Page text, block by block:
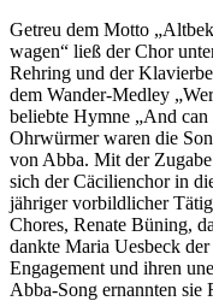
Getreu dem Motto
wagen“ ließ der Chor
Rehring und der
dem Wander-Medley
beliebte Hymne „And
Ohrwürmer waren die
von Abba. Mit der
sich der Cäcilienchor in
jähriger vorbildlicher
Chores, Renate Büning,
dankte Maria Uesbeck
Engagement und ihren
Abba-Song ernannten sie